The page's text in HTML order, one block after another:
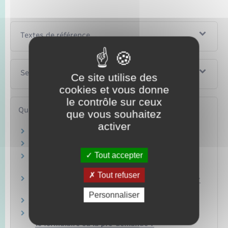
Textes de référence
Services en ligne et formulaires
Questions ? Réponses !
Quel recours si votre demande n'aboutit pas ?
Que faire si la carte déclarée volée est
Carte d'identité / Passeport : comment prouver
sa nationalité française ?
Comment prouver le domicile ?
le formulaire ou la pré-demande ?
Ce site utilise des
cookies et vous donne
le contrôle sur ceux
que vous souhaitez
activer
Tout accepter
Tout refuser
Personnaliser